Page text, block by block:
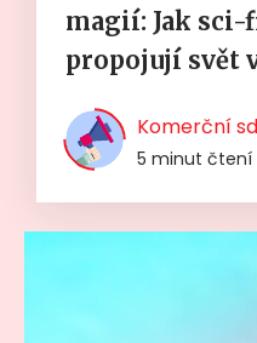
magií: Jak sci-
propojují svět
Komerční
5 minut čtení